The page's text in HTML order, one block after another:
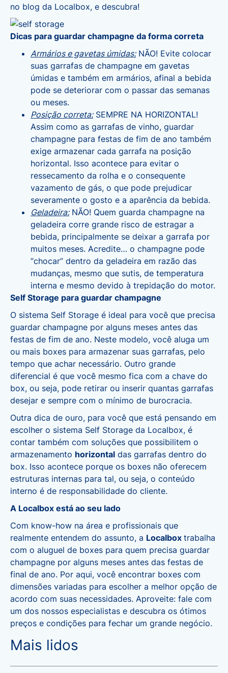
no blog da Localbox, e descubra!
Dicas para guardar champagne da forma correta
Armários e gavetas úmidas:NÃO! Evite colocar
suas garrafas de champagne em gavetas
úmidas e também em armários, afinal a bebida
pode se deteriorar com o passar das semanas
ou meses.
Posição correta:SEMPRE NA HORIZONTAL!
Assim como as garrafas de vinho, guardar
champagne para festas de fim de ano também
exige armazenar cada garrafa na posição
horizontal. Isso acontece para evitar o
ressecamento da rolha e o consequente
vazamento de gás, o que pode prejudicar
severamente o gosto e a aparência da bebida.
Geladeira:NÃO! Quem guarda champagne na
geladeira corre grande risco de estragar a
bebida, principalmente se deixar a garrafa por
muitos meses. Acredite… o champagne pode
“chocar” dentro da geladeira em razão das
mudanças, mesmo que sutis, de temperatura
interna e mesmo devido à trepidação do motor.
Self Storage para guardar champagne
O sistema Self Storage é ideal para você que precisa
guardar champagne por alguns meses antes das
festas de fim de ano. Neste modelo, você aluga um
ou mais boxes para armazenar suas garrafas, pelo
tempo que achar necessário. Outro grande
diferencial é que você mesmo fica com a chave do
box, ou seja, pode retirar ou inserir quantas garrafas
desejar e sempre com o mínimo de burocracia.
Outra dica de ouro, para você que está pensando em
escolher o sistema Self Storage da Localbox, é
contar também com soluções que possibilitem o
armazenamento horizontal das garrafas dentro do
box. Isso acontece porque os boxes não oferecem
estruturas internas para tal, ou seja, o conteúdo
interno é de responsabilidade do cliente.
A Localbox está ao seu lado
Com know-how na área e profissionais que
realmente entendem do assunto, a Localbox trabalha
com o aluguel de boxes para quem precisa guardar
champagne por alguns meses antes das festas de
final de ano. Por aqui, você encontrar boxes com
dimensões variadas para escolher a melhor opção de
acordo com suas necessidades. Aproveite: fale com
um dos nossos especialistas e descubra os ótimos
preços e condições para fechar um grande negócio.
Mais lidos